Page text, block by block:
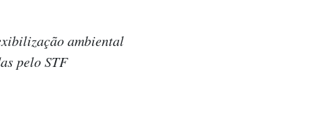
ambiental
pelo STF